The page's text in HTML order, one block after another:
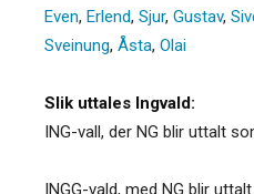
Even, Erlend, Sjur, Gustav,
Sveinung, Åsta, Olai
Slik uttales Ingvald:
ING-vall, der NG blir uttalt
INGG-vald, med NG blir